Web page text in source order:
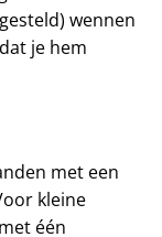
wennen
je hem
met een
kleine
één